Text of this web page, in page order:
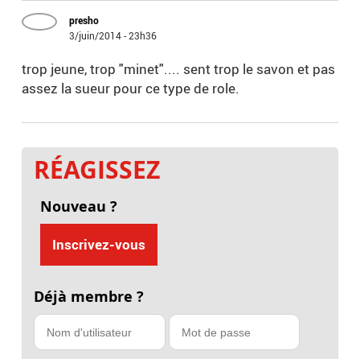
presho
3/juin/2014 - 23h36
trop jeune, trop "minet".... sent trop le savon et pas
assez la sueur pour ce type de role.
RÉAGISSEZ
Nouveau ?
Inscrivez-vous
Déjà membre ?